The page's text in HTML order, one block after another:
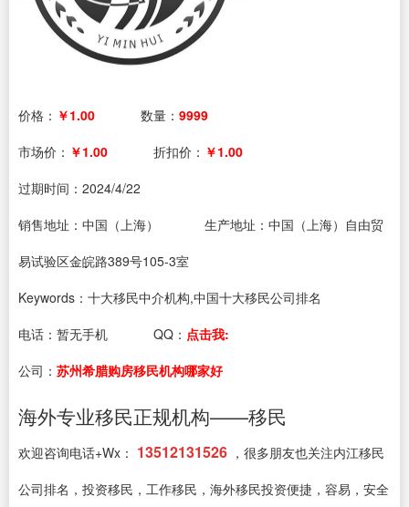
价格： ￥1.00 数量： 9999
市场价： ￥1.00 折扣价： ￥1.00
过期时间： 2024/4/22
销售地址：中国（上海）
生产地址：中国（上海）自由贸
易试验区金皖路389号105-3室
Keywords：十大移民中介机构,中国十大移民公司排名
电话： 暂无手机 QQ： 点击我:
公司： 苏州希腊购房移民机构哪家好
海外专业移民正规机构——移民
欢迎咨询电话+Wx： 13512131526 ，很多朋友也关注内江移民
公司排名，投资移民，工作移民，海外移民投资便捷，容易，安全